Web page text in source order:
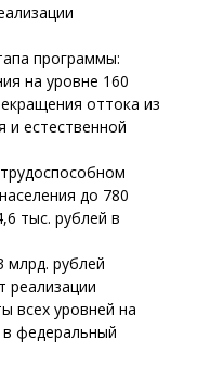
программы:
на уровне 160
оттока из
и естественной
до 780
тыс. рублей в
млрд. рублей
реализации
всех уровней на
в федеральный